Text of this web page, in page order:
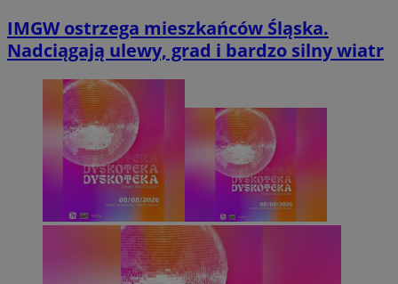
IMGW ostrzega mieszkańców Śląska.
Nadciągają ulewy, grad i bardzo silny wiatr